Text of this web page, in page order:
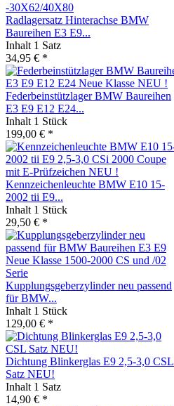
Radlagersatz Hinterachse BMW
Baureihen E3 E9...
Inhalt 1 Satz
34,95 € *
Federbeinstützlager BMW Baureihen
E3 E9 E12 E24...
Inhalt 1 Stück
199,00 € *
Kennzeichenleuchte BMW E10 15-
2002 tii E9...
Inhalt 1 Stück
29,50 € *
Kupplungsgeberzylinder neu passend
für BMW...
Inhalt 1 Stück
129,00 € *
Dichtung Blinkerglas E9 2,5-3,0 CSL
Satz NEU!
Inhalt 1 Satz
14,90 € *